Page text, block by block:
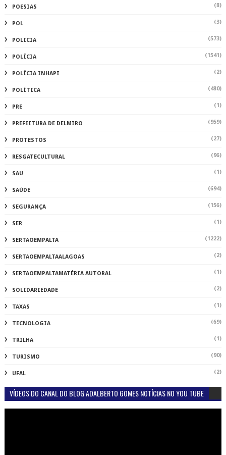
POESIAS (8)
POL (3)
POLICIA (573)
POLÍCIA (1541)
POLÍCIA INHAPI (2)
POLÍTICA (480)
PRE (1)
PREFEITURA DE DELMIRO (959)
PROTESTOS (27)
RESGATECULTURAL (96)
SAU (1)
SAÚDE (694)
SEGURANÇA (156)
SER (1)
SERTAOEMPALTA (1222)
SERTAOEMPALTAALAGOAS (2)
SERTAOEMPALTAMATÉRIA AUTORAL (1)
SOLIDARIEDADE (2)
TAXAS (1)
TECNOLOGIA (69)
TRILHA (1)
TURISMO (90)
UFAL (2)
VÍDEOS DO CANAL DO BLOG ADALBERTO GOMES NOTÍCIAS NO YOU TUBE